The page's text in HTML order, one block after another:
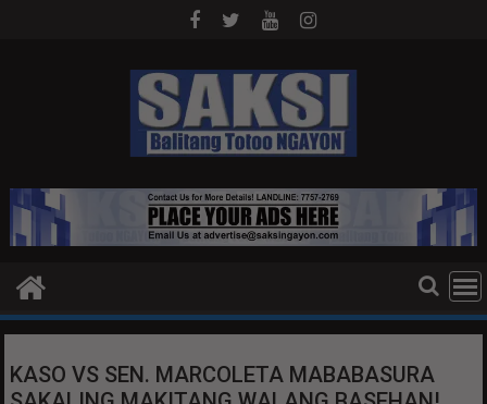
KASO VS SEN. MARCOLETA MABABASURA